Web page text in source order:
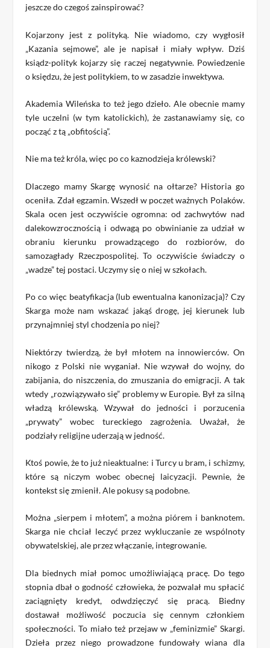
jeszcze do czegoś zainspirować?
Kojarzony jest z polityką. Nie wiadomo, czy wygłosił
„Kazania sejmowe”, ale je napisał i miały wpływ. Dziś
ksiądz-polityk kojarzy się raczej negatywnie. Powiedzenie
o księdzu, że jest politykiem, to w zasadzie inwektywa.
Akademia Wileńska to też jego dzieło. Ale obecnie mamy
tyle uczelni (w tym katolickich), że zastanawiamy się, co
począć z tą „obfitością”.
Nie ma też króla, więc po co kaznodzieja królewski?
Dlaczego mamy Skargę wynosić na ołtarze? Historia go
oceniła. Zdał egzamin. Wszedł w poczet ważnych Polaków.
Skala ocen jest oczywiście ogromna: od zachwytów nad
dalekowzrocznością i odwagą po obwinianie za udział w
obraniu kierunku prowadzącego do rozbiorów, do
samozagłady Rzeczpospolitej. To oczywiście świadczy o
„wadze” tej postaci. Uczymy się o niej w szkołach.
Po co więc beatyfikacja (lub ewentualna kanonizacja)? Czy
Skarga może nam wskazać jakąś drogę, jej kierunek lub
przynajmniej styl chodzenia po niej?
Niektórzy twierdzą, że był młotem na innowierców. On
nikogo z Polski nie wyganiał. Nie wzywał do wojny, do
zabijania, do niszczenia, do zmuszania do emigracji. A tak
wtedy „rozwiązywało się” problemy w Europie. Był za silną
władzą królewską. Wzywał do jedności i porzucenia
„prywaty” wobec tureckiego zagrożenia. Uważał, że
podziały religijne uderzają w jedność.
Ktoś powie, że to już nieaktualne: i Turcy u bram, i schizmy,
które są niczym wobec obecnej laicyzacji. Pewnie, że
kontekst się zmienił. Ale pokusy są podobne.
Można „sierpem i młotem”, a można piórem i banknotem.
Skarga nie chciał leczyć przez wykluczanie ze wspólnoty
obywatelskiej, ale przez włączanie, integrowanie.
Dla biednych miał pomoc umożliwiającą pracę. Do tego
stopnia dbał o godność człowieka, że pozwalał mu spłacić
zaciągnięty kredyt, odwdzięczyć się pracą. Biedny
dostawał możliwość poczucia się cennym członkiem
społeczności. To miało też przejaw w „feminizmie” Skargi.
Dzieła przez niego prowadzone fundowały wiana dla